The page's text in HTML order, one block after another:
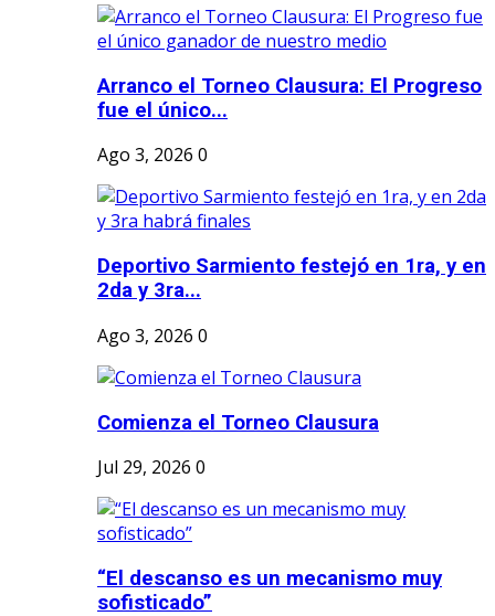
Arranco el Torneo Clausura: El Progreso
fue el único...
Ago 3, 2026 0
Deportivo Sarmiento festejó en 1ra, y en
2da y 3ra...
Ago 3, 2026 0
Comienza el Torneo Clausura
Jul 29, 2026 0
“El descanso es un mecanismo muy
sofisticado”